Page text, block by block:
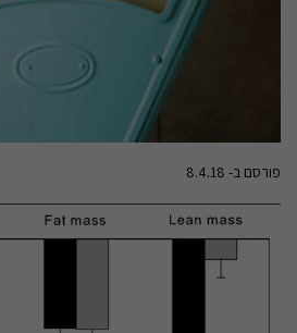
פורסם ב- 8.4.18